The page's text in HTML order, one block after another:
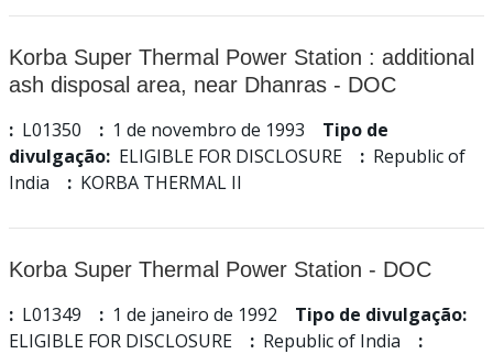
Korba Super Thermal Power Station : additional
ash disposal area, near Dhanras - DOC
: L01350 : 1 de novembro de 1993
Tipo de
divulgação: ELIGIBLE FOR DISCLOSURE : Republic of
India
: KORBA THERMAL II
Korba Super Thermal Power Station - DOC
: L01349 : 1 de janeiro de 1992
Tipo de divulgação:
ELIGIBLE FOR DISCLOSURE
: Republic of India
: